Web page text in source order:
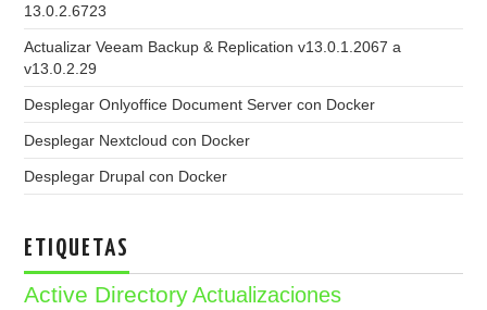
13.0.2.6723
Actualizar Veeam Backup & Replication v13.0.1.2067 a
v13.0.2.29
Desplegar Onlyoffice Document Server con Docker
Desplegar Nextcloud con Docker
Desplegar Drupal con Docker
ETIQUETAS
Active Directory Actualizaciones